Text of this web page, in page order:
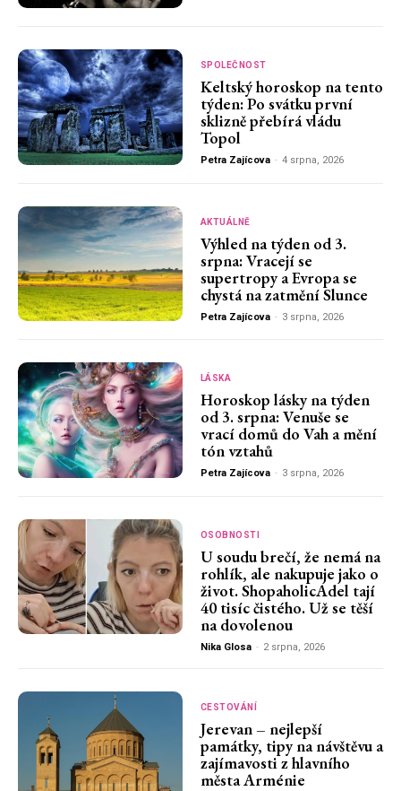
SPOLEČNOST
Keltský horoskop na tento
týden: Po svátku první
sklizně přebírá vládu
Topol
Petra Zajícova - 4 srpna, 2026
AKTUÁLNĚ
Výhled na týden od 3.
srpna: Vracejí se
supertropy a Evropa se
chystá na zatmění Slunce
Petra Zajícova - 3 srpna, 2026
LÁSKA
Horoskop lásky na týden
od 3. srpna: Venuše se
vrací domů do Vah a mění
tón vztahů
Petra Zajícova - 3 srpna, 2026
OSOBNOSTI
U soudu brečí, že nemá na
rohlík, ale nakupuje jako o
život. ShopaholicAdel tají
40 tisíc čistého. Už se těší
na dovolenou
Nika Glosa - 2 srpna, 2026
CESTOVÁNÍ
Jerevan – nejlepší
památky, tipy na návštěvu a
zajímavosti z hlavního
města Arménie